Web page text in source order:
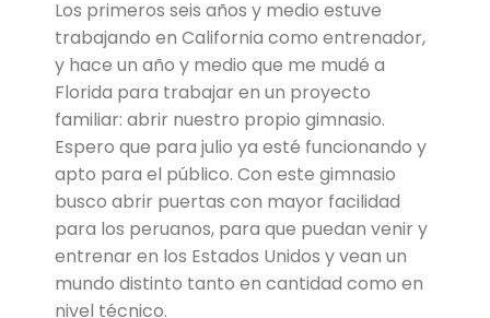
Los primeros seis años y medio estuve
trabajando en California como entrenador,
y hace un año y medio que me mudé a
Florida para trabajar en un proyecto
familiar: abrir nuestro propio gimnasio.
Espero que para julio ya esté funcionando y
apto para el público. Con este gimnasio
busco abrir puertas con mayor facilidad
para los peruanos, para que puedan venir y
entrenar en los Estados Unidos y vean un
mundo distinto tanto en cantidad como en
nivel técnico.